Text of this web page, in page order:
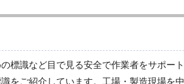
木製）
品
標識など目で見る安全で作業者をサポー
をご紹介しています。工場・製造現場を